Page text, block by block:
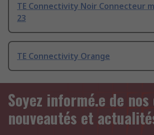
TE Connectivity Noir Connecteur
23
TE Connectivity Orange
Soyez informé.e de
nouveautés et